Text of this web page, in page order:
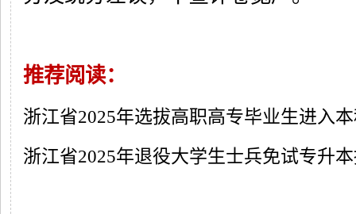
推荐阅读：
浙江省2025年选拔高职高专毕业生进入
浙江省2025年退役大学生士兵免试专升